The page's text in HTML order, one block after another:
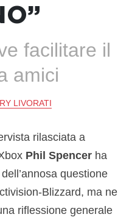
facilitare il
amici
LIVORATI
rilasciata a
Phil Spencer ha
questione
Blizzard, ma ne
riflessione generale